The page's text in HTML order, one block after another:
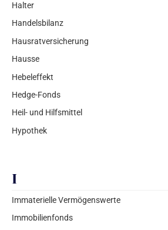
Halter
Handelsbilanz
Hausratversicherung
Hausse
Hebeleffekt
Hedge-Fonds
Heil- und Hilfsmittel
Hypothek
I
Immaterielle Vermögenswerte
Immobilienfonds